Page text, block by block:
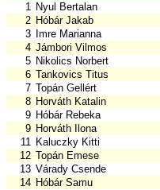
1 Nyul Bertalan
2 Hóbár Jakab
3
Imre Marianna
4 Jámbori Vilmos
5 Nikolics Norbert
6 Tankovics Titus
7 Topán Gellért
8 Horváth Katalin
9 Hóbár Rebeka
9 Horváth Ilona
11 Kaluczky Kitti
12 Topán Emese
13 Várady Csende
14 Hóbár Samu